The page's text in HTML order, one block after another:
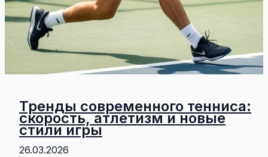
Тренды современного тенниса:
скорость, атлетизм и новые
стили игры
26.03.2026